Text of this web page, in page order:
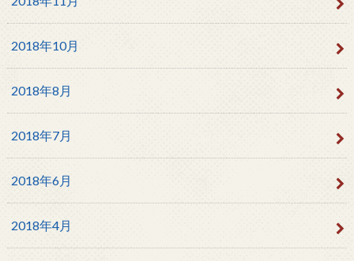
2018年10月
2018年8月
2018年7月
2018年6月
2018年4月